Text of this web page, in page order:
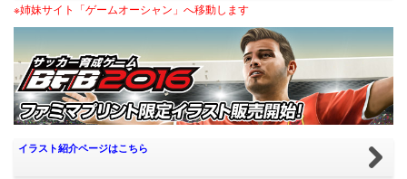
※姉妹サイト「ゲームオーシャン」へ移動します
イラスト紹介ページはこちら